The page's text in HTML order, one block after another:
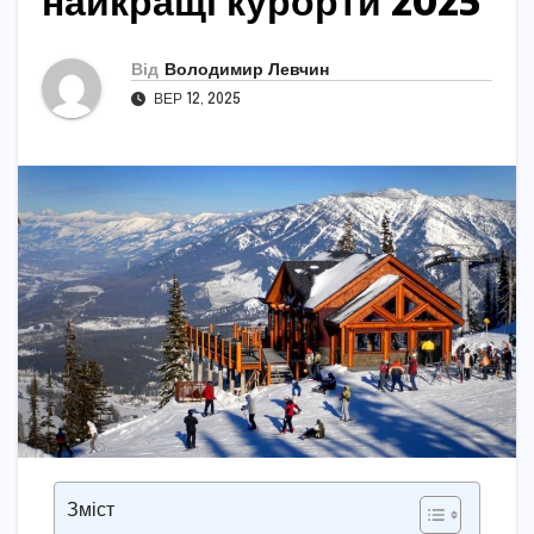
Від Володимир Левчин
ВЕР 12, 2025
Зміст